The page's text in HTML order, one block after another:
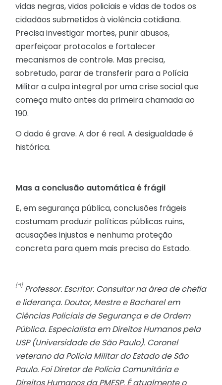
vidas negras, vidas policiais e vidas de todos os
cidadãos submetidos à violência cotidiana.
Precisa investigar mortes, punir abusos,
aperfeiçoar protocolos e fortalecer
mecanismos de controle. Mas precisa,
sobretudo, parar de transferir para a Polícia
Militar a culpa integral por uma crise social que
começa muito antes da primeira chamada ao
190.
O dado é grave. A dor é real. A desigualdade é
histórica.
Mas a conclusão automática é frágil
E, em segurança pública, conclusões frágeis
costumam produzir políticas públicas ruins,
acusações injustas e nenhuma proteção
concreta para quem mais precisa do Estado.
[*1] Professor. Escritor. Consultor na área de chefia
e liderança. Doutor, Mestre e Bacharel em
Ciências Policiais de Segurança e de Ordem
Pública. Especialista em Direitos Humanos pela
USP (Universidade de São Paulo). Coronel
veterano da Polícia Militar do Estado de São
Paulo. Foi Diretor de Polícia Comunitária e